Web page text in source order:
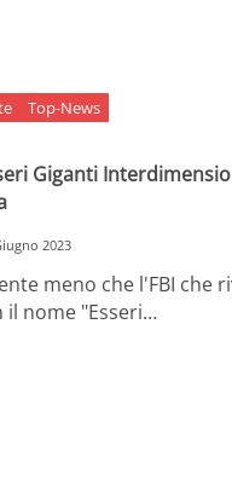
Top-News
Giganti
2023
meno che l'FBI che
il nome "Esseri…